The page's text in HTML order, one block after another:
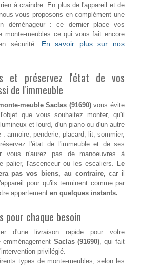
à craindre. En plus de l'appareil et de
vous proposons en complément une
déménageur : ce dernier place vos
monte-meubles ce qui vous fait encore
sécurité. En savoir plus sur nos
et préservez l'état de vos
de l'immeuble
meuble Saclas (91690)vous évite
que vous souhaitez monter, qu'il
et lourd, d'un piano ou d'un autre
: armoire, penderie, placard, lit, sommier,
l'état de l'immeuble et de ses
vous n'aurez pas de manoeuvres à
palier, l'ascenceur ou les escaliers. Le
pas vos biens, au contraire, car il
pour qu'ils terminent comme par
appartement en quelques instants.
pour chaque besoin
d'une livraison rapide pour votre
emménagement Saclas (91690), qui fait
privilégié.
types de monte-meubles, selon les